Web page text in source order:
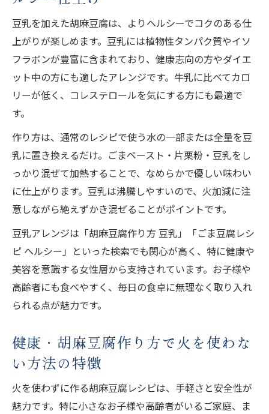
豆乳を加えた胡麻豆腐は、よりヘルシーでコクのある仕
上がりが楽しめます。豆乳には植物性タンパク質やイソ
フラボンが豊富に含まれており、健康志向の方やダイエ
ット中の方にも適したアレンジです。牛乳に比べてカロ
リーが低く、コレステロールを気にする方にも最適で
す。
作り方は、通常のレシピで使う水の一部または全量を豆
乳に置き換えるだけ。ごまペースト・片栗粉・豆乳をし
っかり混ぜて加熱することで、なめらかで優しい味わい
に仕上がります。豆乳は沸騰しやすいので、火加減に注
意しながら絶えずかき混ぜることがポイントです。
豆乳アレンジは「胡麻豆腐作り方 豆乳」「ごま豆腐レシ
ピ ヘルシー」といった検索でも関心が高く、特に健康や
美容を意識する女性層から支持されています。お子様や
高齢者にも食べやすく、毎日の食卓に無理なく取り入れ
られる点が魅力です。
健康・胡麻豆腐作り方で火を使わな
い方法の特徴
火を使わずに作る胡麻豆腐レシピは、手軽さと安全性が
魅力です。特に小さなお子様や高齢者がいるご家庭、ま